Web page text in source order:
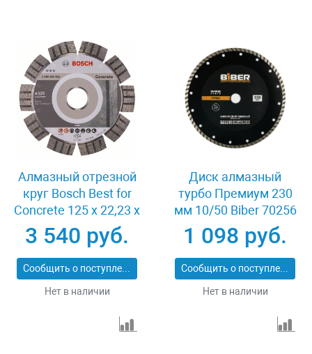
Алмазный отрезной
круг Bosch Best for
Concrete 125 x 22,23 x
2,2 x 12 mm
3 540 руб.
Сообщить о поступлении
Нет в наличии
Диск алмазный
турбо Премиум 230
мм 10/50 Biber 70256
1 098 руб.
Сообщить о поступлении
Нет в наличии